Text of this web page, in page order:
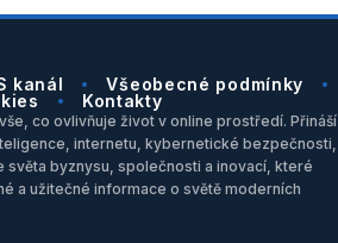
kanál
Všeobecné podmínky
Kontakty
co ovlivňuje život v online prostředí. Přináší
internetu, kybernetické bezpečnosti,
světa byznysu, společnosti a inovací, které
a užitečné informace o světě moderních